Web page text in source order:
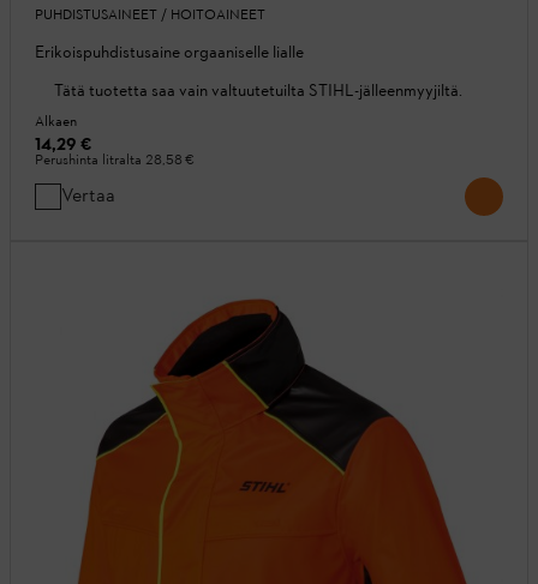
PUHDISTUSAINEET / HOITOAINEET
Erikoispuhdistusaine orgaaniselle lialle
Tätä tuotetta saa vain valtuutetuilta STIHL-jälleenmyyjiltä.
Alkaen
14,29 €
Perushinta litralta 28,58 €
Vertaa